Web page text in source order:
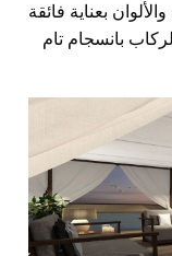
بعناية فائقة
بانسجام تام